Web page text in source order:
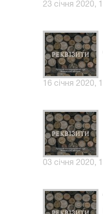
23 січня 2020,
16 січня 2020,
03 січня 2020,